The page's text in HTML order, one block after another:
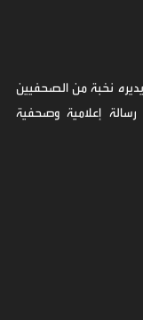
نخبة من الصحفيين
رسالة إعلامية وصحفية